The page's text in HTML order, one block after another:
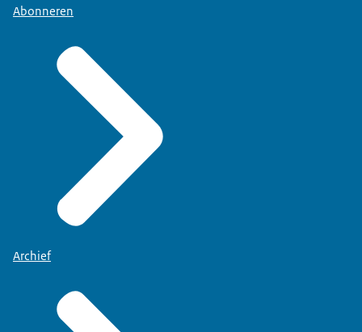
Abonneren
Archief